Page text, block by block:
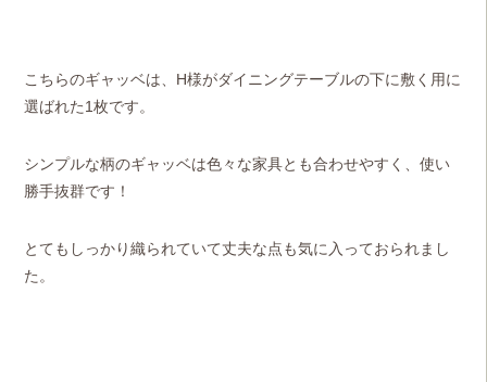
こちらのギャッベは、H様がダイニングテーブルの下に敷く用に
選ばれた1枚です。
シンプルな柄のギャッベは色々な家具とも合わせやすく、使い
勝手抜群です！
とてもしっかり織られていて丈夫な点も気に入っておられまし
た。